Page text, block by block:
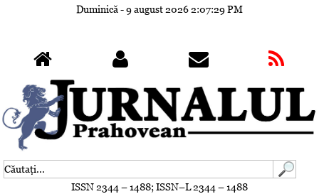
Duminică - 9 august 2026 2:07:32 PM
ISSN 2344 – 1488; ISSN–L 2344 – 1488